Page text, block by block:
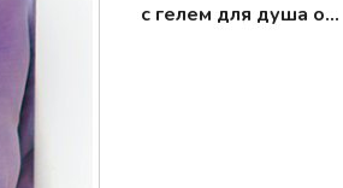
с гелем для душа от